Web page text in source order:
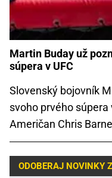
Martin Buday už
súpera v UFC
Slovenský bojovník
svoho prvého súpera
Američan Chris
ODOBERAJ NOVINKY